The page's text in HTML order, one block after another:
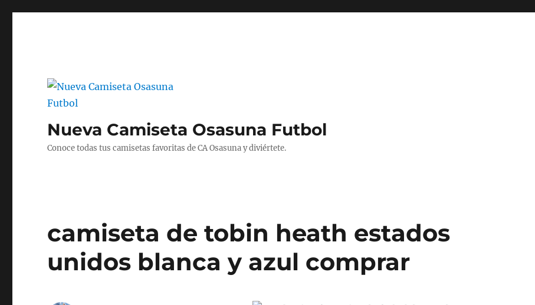
Nueva Camiseta Osasuna Futbol
Conoce todas tus camisetas favoritas de CA Osasuna y diviértete.
camiseta de tobin heath estados
unidos blanca y azul comprar